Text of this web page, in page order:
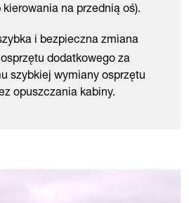
kierowania na przednią oś).
i bezpieczna zmiana
dodatkowego za
szybkiej wymiany osprzętu
opuszczania kabiny.